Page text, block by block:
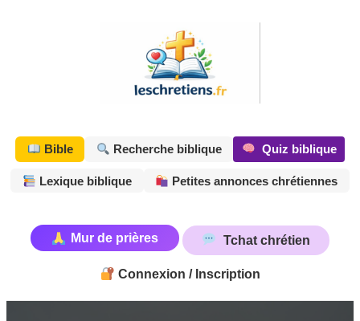
Bible Recherche biblique Quiz biblique
Lexique biblique Petites annonces chrétiennes
Mur de prières Tchat chrétien
Connexion / Inscription